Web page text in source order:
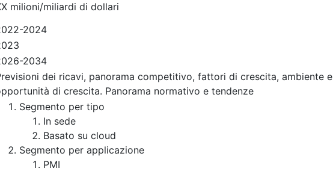
milioni/miliardi di dollari
2024
2034
dei ricavi, panorama competitivo, fattori di crescita, ambiente e
di crescita. Panorama normativo e tendenze
Segmento per tipo
In sede
Basato su cloud
Segmento per applicazione
PMI